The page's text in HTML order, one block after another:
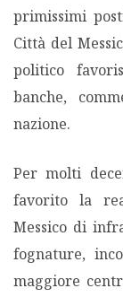
primissimi
Città del
politico
banche,
nazione.
Per molti
favorito la
Messico di
fognature,
maggiore